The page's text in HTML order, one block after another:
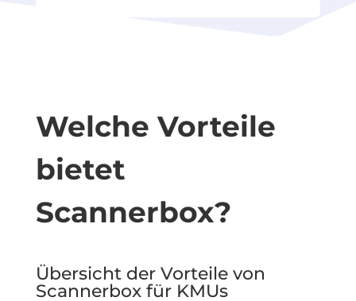
Welche Vorteile
bietet
Scannerbox?
Übersicht der Vorteile von
Scannerbox für KMUs